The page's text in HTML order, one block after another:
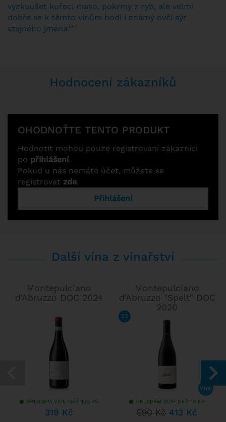
vyzkoušet kuřecí maso, pokrmy z ryb, ale velmi
dobře se k těmto vínům hodí i známý ovčí sýr
stejného jména.""
Hodnocení zákazníků
OHODNOŤTE TENTO PRODUKT
Hodnotit mohou pouze registrovaní zákazníci
po přihlášení.
Pokud u nás nemáte účet, můžete se
registrovat zde.
Přihlášení
Další vína z vinařství
Montepulciano
d'Abruzzo DOC 2024
SKLADEM VÍCE NEŽ 100 KS
319 Kč
Montepulciano
d'Abruzzo "Spelt" DOC
2020
93
SKLADEM VÍCE NEŽ 10 KS
590 Kč 413 Kč